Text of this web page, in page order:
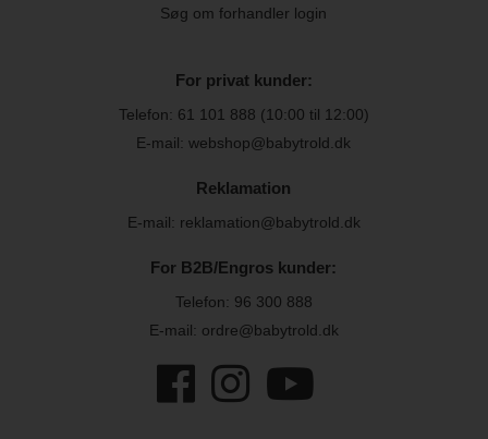
Søg om forhandler login
For privat kunder:
Telefon: 61 101 888 (10:00 til 12:00)
E-mail: webshop@babytrold.dk
Reklamation
E-mail: reklamation@babytrold.dk
For B2B/Engros kunder:
Telefon: 96 300 888
E-mail: ordre@babytrold.dk